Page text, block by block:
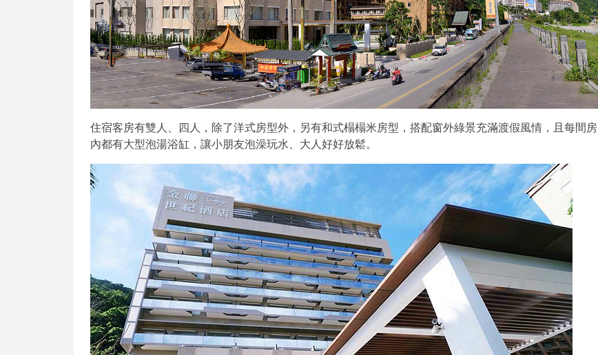
住宿客房有雙人、四人，除了洋式房型外，另有和式榻榻米房型，搭配窗外綠景充滿渡假風情，且每間房
內都有大型泡湯浴缸，讓小朋友泡澡玩水、大人好好放鬆。